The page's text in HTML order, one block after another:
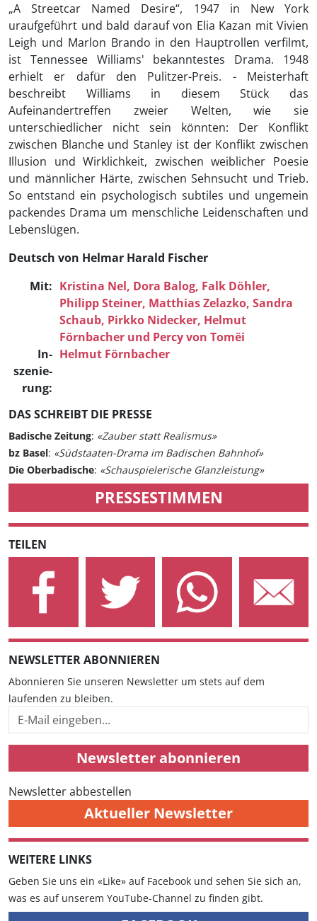
„A Streetcar Named Desire“, 1947 in New York
uraufgeführt und bald darauf von Elia Kazan mit Vivien
Leigh und Marlon Brando in den Hauptrollen verfilmt,
ist Tennessee Williams' bekanntestes Drama. 1948
erhielt er dafür den Pulitzer-Preis. - Meisterhaft
beschreibt Williams in diesem Stück das
Aufeinandertreffen zweier Welten, wie sie
unterschiedlicher nicht sein könnten: Der Konflikt
zwischen Blanche und Stanley ist der Konflikt zwischen
Illusion und Wirklichkeit, zwischen weiblicher Poesie
und männlicher Härte, zwischen Sehnsucht und Trieb.
So entstand ein psychologisch subtiles und ungemein
packendes Drama um menschliche Leidenschaften und
Lebenslügen.
Deutsch von Helmar Harald Fischer
Mit: Kristina Nel, Dora Balog, Falk Döhler,
Philipp Steiner, Matthias Zelazko, Sandra
Schaub, Pirkko Nidecker, Helmut
Förnbacher und Percy von Tomëi
In­
szenie­
rung:
Helmut Förnbacher
DAS SCHREIBT DIE PRESSE
Badische Zeitung: «Zauber statt Realismus»
bz Basel: «Südstaaten-Drama im Badischen Bahnhof»
Die Oberbadische: «Schauspielerische Glanzleistung»
PRESSESTIMMEN
TEILEN
NEWSLETTER ABONNIEREN
Abonnieren Sie unseren Newsletter um stets auf dem
laufenden zu bleiben.
Newsletter abonnieren
Newsletter abbestellen
Aktueller Newsletter
WEITERE LINKS
Geben Sie uns ein «Like» auf Facebook und sehen Sie sich an,
was es auf unserem YouTube-Channel zu finden gibt.